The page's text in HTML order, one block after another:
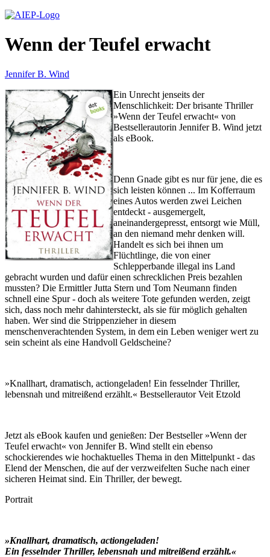
Wenn der Teufel erwacht
Jennifer B. Wind
Ein Unrecht jenseits der
Menschlichkeit: Der brisante Thriller
»Wenn der Teufel erwacht« von
Bestsellerautorin Jennifer B. Wind jetzt
als eBook.
Denn Gnade gibt es nur für jene, die es
sich leisten können ... Im Kofferraum
eines Autos werden zwei Leichen
entdeckt - ausgemergelt,
aneinandergepresst, entsorgt wie Müll,
an den niemand mehr denken will.
Handelt es sich bei ihnen um
Flüchtlinge, die von einer
Schlepperbande illegal ins Land
gebracht wurden und dafür einen schrecklichen Preis bezahlen
mussten? Die Ermittler Jutta Stern und Tom Neumann finden
schnell eine Spur - doch als weitere Tote gefunden werden, zeigt
sich, dass noch mehr dahintersteckt, als sie für möglich gehalten
haben. Wer sind die Strippenzieher in diesem
menschenverachtenden System, in dem ein Leben weniger wert zu
sein scheint als eine Handvoll Geldscheine?
»Knallhart, dramatisch, actiongeladen! Ein fesselnder Thriller,
lebensnah und mitreißend erzählt.« Bestsellerautor Veit Etzold
Jetzt als eBook kaufen und genießen: Der Bestseller »Wenn der
Teufel erwacht« von Jennifer B. Wind stellt ein ebenso
schockierendes wie hochaktuelles Thema in den Mittelpunkt - das
Elend der Menschen, die auf der verzweifelten Suche nach einer
sicheren Heimat sind. Ein Thriller, der bewegt.
Portrait
»Knallhart, dramatisch, actiongeladen!
Ein fesselnder Thriller, lebensnah und mitreißend erzählt.«